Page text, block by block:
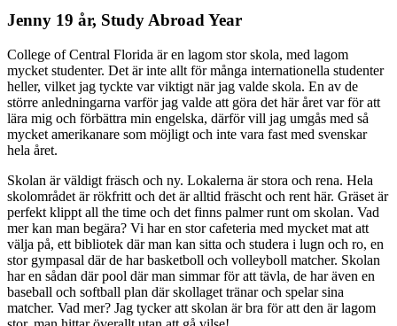
Jenny 19 år, Study Abroad Year
College of Central Florida är en lagom stor skola, med lagom
mycket studenter. Det är inte allt för många internationella studenter
heller, vilket jag tyckte var viktigt när jag valde skola. En av de
större anledningarna varför jag valde att göra det här året var för att
lära mig och förbättra min engelska, därför vill jag umgås med så
mycket amerikanare som möjligt och inte vara fast med svenskar
hela året.
Skolan är väldigt fräsch och ny. Lokalerna är stora och rena. Hela
skolområdet är rökfritt och det är alltid fräscht och rent här. Gräset är
perfekt klippt all the time och det finns palmer runt om skolan. Vad
mer kan man begära? Vi har en stor cafeteria med mycket mat att
välja på, ett bibliotek där man kan sitta och studera i lugn och ro, en
stor gympasal där de har basketboll och volleyboll matcher. Skolan
har en sådan där pool där man simmar för att tävla, de har även en
baseball och softball plan där skollaget tränar och spelar sina
matcher. Vad mer? Jag tycker att skolan är bra för att den är lagom